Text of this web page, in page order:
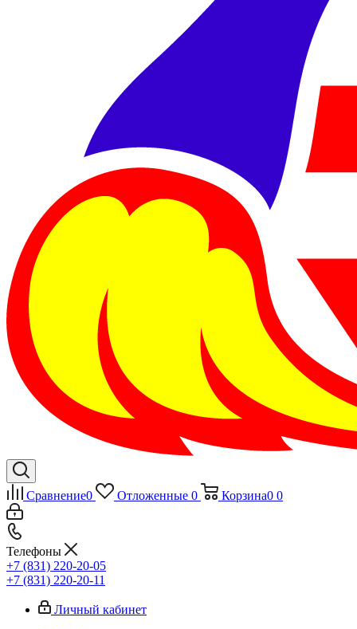
Сравнение0 Отложенные 0 Корзина0 0
Телефоны
+7 (831) 220-20-05
+7 (831) 220-20-11
Личный кабинет